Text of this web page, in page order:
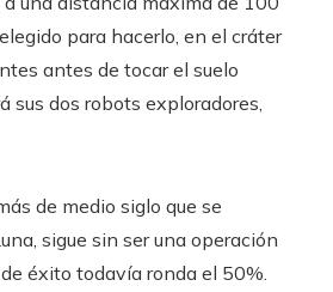
para hacerlo, en el cráter
antes de tocar el suelo
sus dos robots exploradores,
de medio siglo que se
sigue sin ser una operación
éxito todavía ronda el 50%.